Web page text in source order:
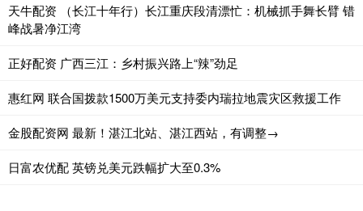
天牛配资 （长江十年行）长江重庆段清漂忙：机械抓手舞长臂 错
峰战暑净江湾
正好配资 广西三江：乡村振兴路上“辣”劲足
惠红网 联合国拨款1500万美元支持委内瑞拉地震灾区救援工作
金股配资网 最新！湛江北站、湛江西站，有调整→
日富农优配 英镑兑美元跌幅扩大至0.3%